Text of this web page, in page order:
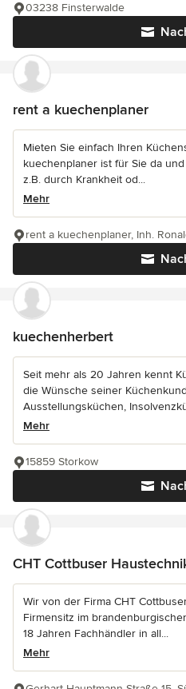
03238 Finsterwalde
rent a kuechenplaner
Mieten Sie einfach Ihren
kuechenplaner ist für Sie da
z.B. durch Krankheit od...
Mehr
rent a kuechenplaner, Inh.
kuechenherbert
Seit mehr als 20 Jahren kennt
die Wünsche seiner
Ausstellungsküchen,
Mehr
15859 Storkow
CHT Cottbuser
Wir von der Firma CHT
Firmensitz im
18 Jahren Fachhändler in all...
Mehr